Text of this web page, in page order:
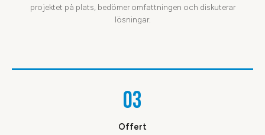
projektet på plats, bedömer omfattningen och diskuterar
lösningar.
03
Offert